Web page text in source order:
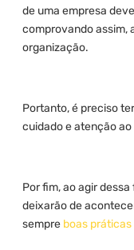
de uma empresa
comprovando assim,
organização.
Portanto, é preciso
cuidado e atenção
Por fim, ao agir
deixarão de
sempre boas